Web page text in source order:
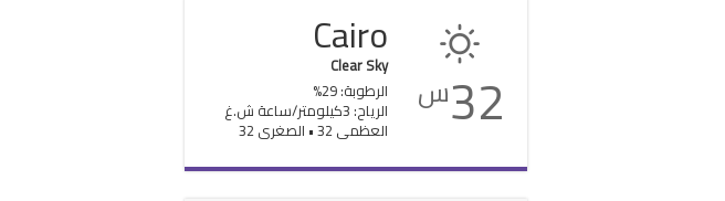
32س
Cairo
Clear Sky
الرطوبة: 29%
الرياح: 3كيلومتر/ساعة ش.غ
العظمى 32 • الصغرى 32